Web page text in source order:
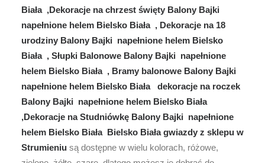
Biała ,Dekoracje na chrzest święty Balony Bajki
napełnione helem Bielsko Biała , Dekoracje na 18
urodziny Balony Bajki napełnione helem Bielsko
Biała , Słupki Balonowe Balony Bajki napełnione
helem Bielsko Biała , Bramy balonowe Balony Bajki
napełnione helem Bielsko Biała dekoracje na roczek
Balony Bajki napełnione helem Bielsko Biała
,Dekoracje na Studniówkę Balony Bajki napełnione
helem Bielsko Biała Bielsko Biała gwiazdy z sklepu w
Strumieniu są dostępne w wielu kolorach, różowe,